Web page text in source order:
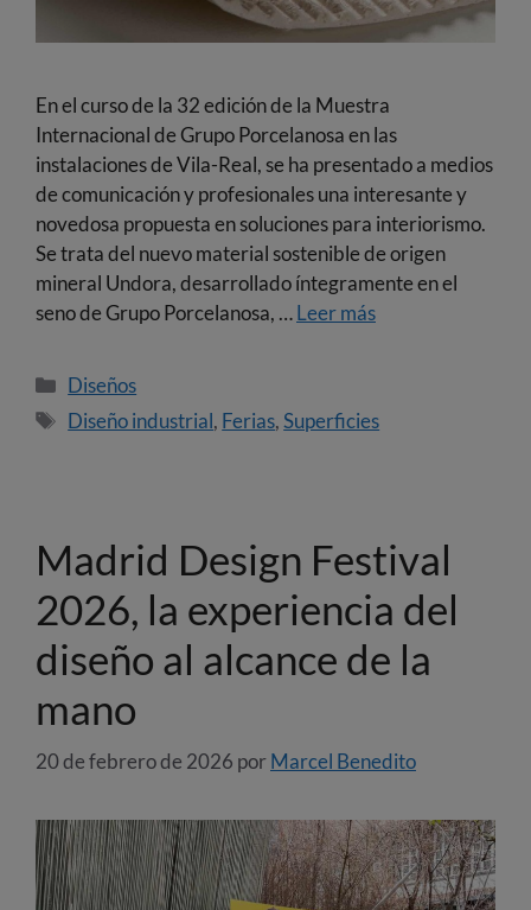
En el curso de la 32 edición de la Muestra
Internacional de Grupo Porcelanosa en las
instalaciones de Vila-Real, se ha presentado a medios
de comunicación y profesionales una interesante y
novedosa propuesta en soluciones para interiorismo.
Se trata del nuevo material sostenible de origen
mineral Undora, desarrollado íntegramente en el
seno de Grupo Porcelanosa, …Leer más
Diseños
Diseño industrial, Ferias,Superficies
Madrid Design Festival
2026, la experiencia del
diseño al alcance de la
mano
20 de febrero de 2026 porMarcel Benedito